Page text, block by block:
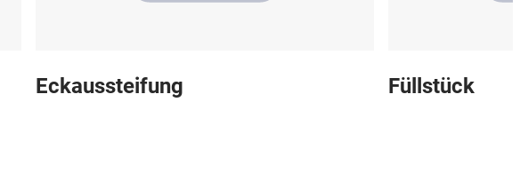
Eckaussteifung Füllstück